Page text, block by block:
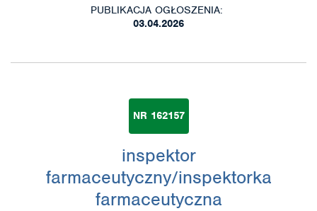
PUBLIKACJA OGŁOSZENIA:
03.04.2026
NR 162157
inspektor
farmaceutyczny/inspektorka
farmaceutyczna